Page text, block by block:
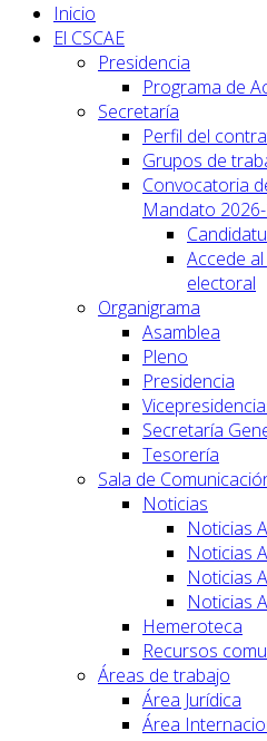
Inicio
El CSCAE
Presidencia
Programa de
Secretaría
Perfil del
Grupos de
Convocatoria
Mandato
Accede
electoral
Organigrama
Asamblea
Pleno
Presidencia
Secretaría
Tesorería
Sala de
Noticias
Noticias
Noticias
Noticias
Noticias
Hemeroteca
Recursos
Áreas de trabajo
Área Jurídica
Área